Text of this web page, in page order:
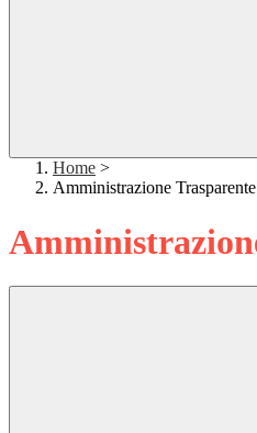
Home >
Amministrazione Trasparente